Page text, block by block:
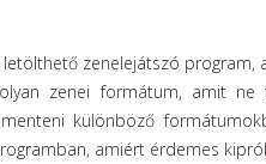
letölthető zenelejátszó
zenei formátum, amit ne
különböző
amiért érdemes